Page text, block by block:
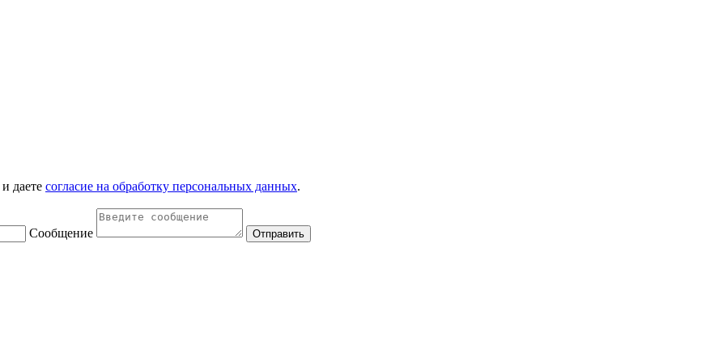
и даете согласие на обработку персональных данных.
Сообщение Отправить